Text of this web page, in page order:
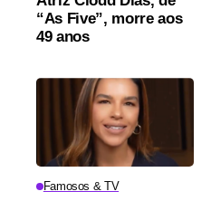
“As Five”, morre aos
49 anos
Famosos & TV